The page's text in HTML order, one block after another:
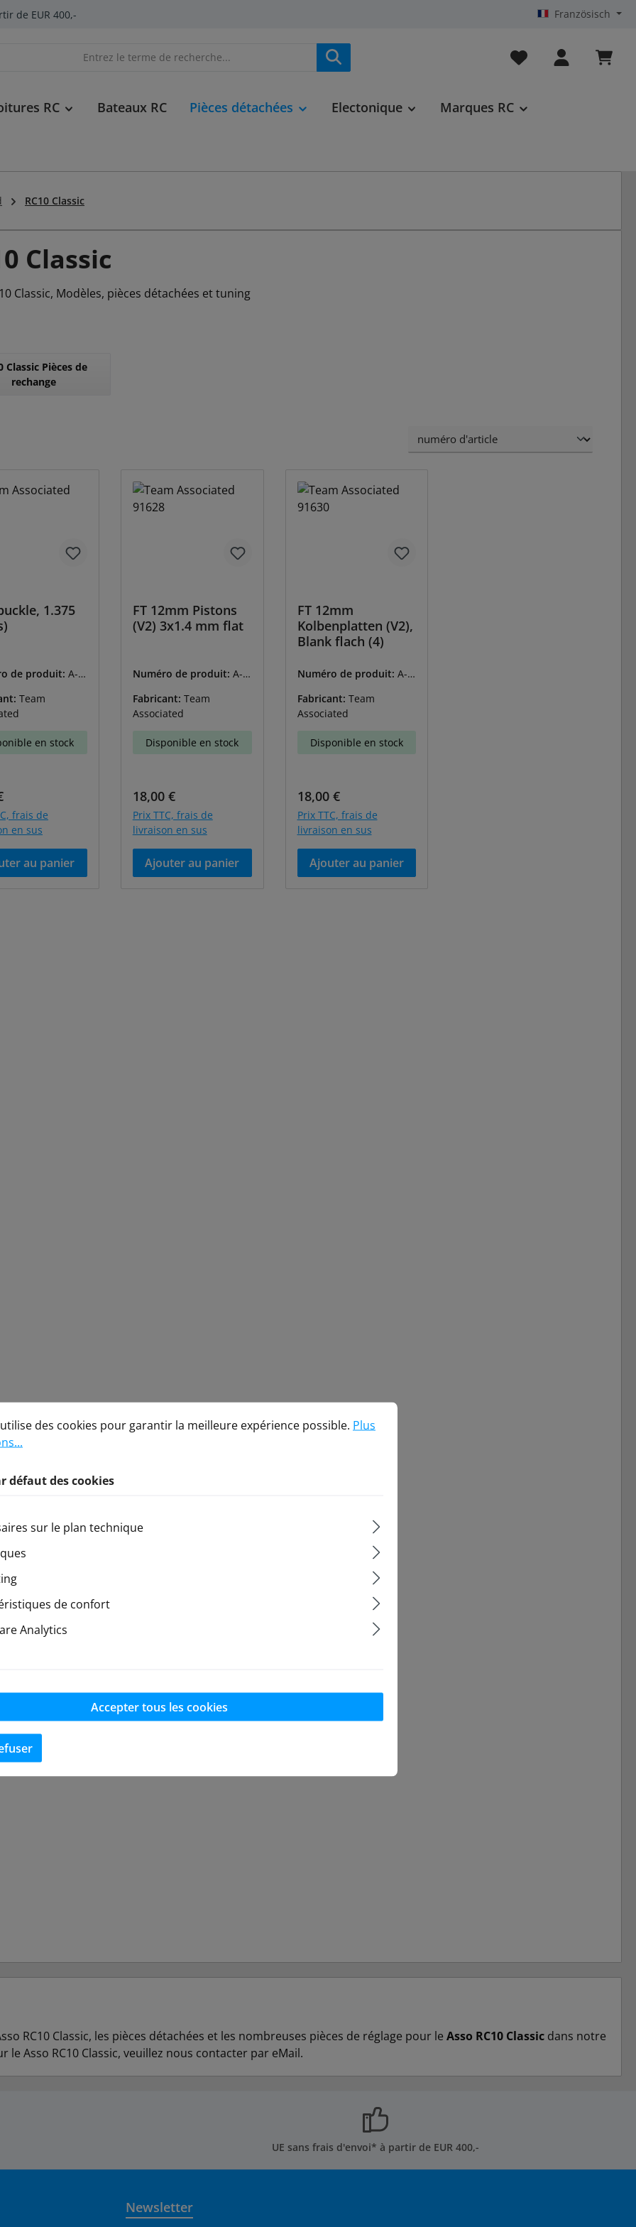
de EUR 400,- Französisch
Vous avez 0 articles
RC Bateaux RC Pièces détachées Electonique Marques RC
RC10 Classic
Classic
Classic, Modèles, pièces détachées et tuning
Classic Pièces de
rechange
1.375
de produit: A-6
Team
en stock
:
frais de
en sus
au panier
FT 12mm Pistons
(V2) 3x1.4 mm flat
Numéro de produit: A-9
Fabricant: Team
Associated
Disponible en stock
Prix régulier :
18,00 €
Prix TTC, frais de
livraison en sus
Ajouter au panier
FT 12mm
Kolbenplatten (V2),
Blank flach (4)
Numéro de produit: A-9
Fabricant: Team
Associated
Disponible en stock
Prix régulier :
18,00 €
Prix TTC, frais de
livraison en sus
Ajouter au panier
RC10 Classic, les pièces détachées et les nombreuses pièces de réglage pour le Asso RC10 Classic dans notre
Asso RC10 Classic, veuillez nous contacter par eMail.
UE sans frais d'envoi* à partir de EUR 400,-
Newsletter
des cookies
des cookies pour garantir la meilleure expérience possible.
Plus d'informations...
des cookies pour garantir la meilleure expérience possible. Plus
défaut des cookies
sur le plan technique
de confort
Analytics
Accepter tous les cookies